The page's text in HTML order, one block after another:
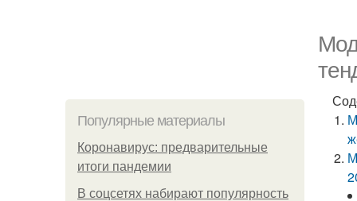
Популярные материалы
Коронавирус: предварительные
итоги пандемии
В соцсетях набирают популярность